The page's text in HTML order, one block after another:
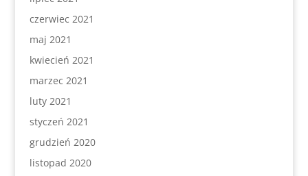
czerwiec 2021
maj 2021
kwiecień 2021
marzec 2021
luty 2021
styczeń 2021
grudzień 2020
listopad 2020